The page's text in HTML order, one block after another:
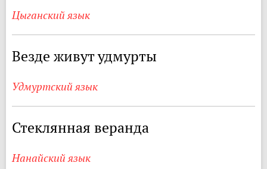
Цыганский язык
Везде живут удмурты
Удмуртский язык
Стеклянная веранда
Нанайский язык